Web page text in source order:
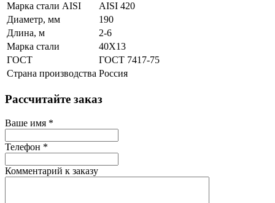
Марка стали AISI
AISI 420
Диаметр, мм
190
Длина, м
2-6
Марка стали
40Х13
ГОСТ
ГОСТ 7417-75
Страна производства Россия
Рассчитайте заказ
Ваше имя *
Телефон *
Комментарий к заказу